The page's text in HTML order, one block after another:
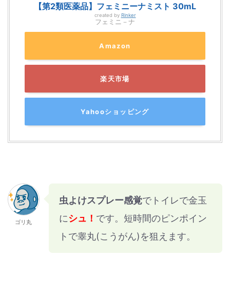
【第2類医薬品】フェミニーナミスト 30mL
created by Rinker
フェミニ－ナ
Amazon
楽天市場
Yahooショッピング
ゴリ丸
虫よけスプレー感覚でトイレで金玉
にシュ！ です。短時間のピンポイン
トで睾丸(こうがん)を狙えます。